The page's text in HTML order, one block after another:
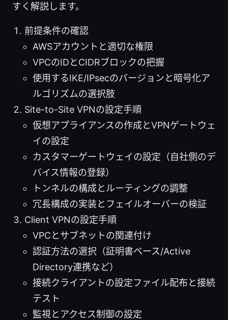
すく解説します。
前提条件の確認
AWSアカウントと適切な権限
VPCのIDとCIDRブロックの把握
使用するIKE/IPsecのバージョンと暗号化ア
ルゴリズムの選択肢
Site-to-Site VPNの設定手順
仮想アプライアンスの作成とVPNゲートウェ
イの設定
カスタマーゲートウェイの設定（自社側のデ
バイス情報の登録）
トンネルの構成とルーティングの調整
冗長構成の実装とフェイルオーバーの検証
Client VPNの設定手順
VPCとサブネットの関連付け
認証方法の選択（証明書ベース/Active
Directory連携など）
接続クライアントの設定ファイル配布と接続
テスト
監視とアクセス制御の設定